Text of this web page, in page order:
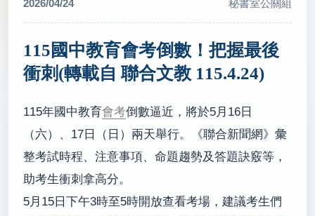
2026/04/24 秘書室公關組
115國中教育會考倒數！把握最後
衝刺(轉載自 聯合文教 115.4.24)
115年國中教育會考倒數逼近，將於5月16日
（六）、17日（日）兩天舉行。《聯合新聞網》彙
整考試時程、注意事項、命題趨勢及答題訣竅等，
助考生衝刺拿高分。
5月15日下午3時至5時開放查看考場，建議考生們